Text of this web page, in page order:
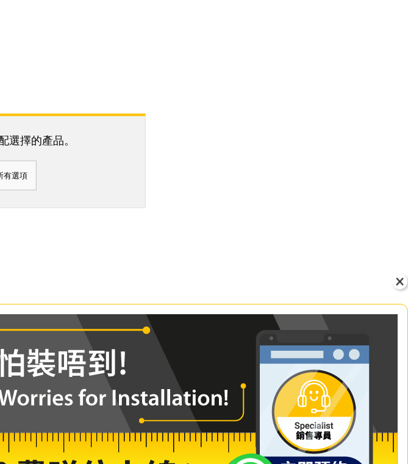
選擇的產品。
有選項